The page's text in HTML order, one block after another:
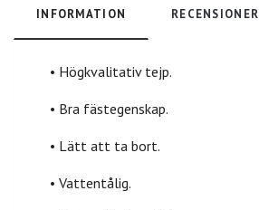
INFORMATION RECENSIONER
• Högkvalitativ tejp.
• Bra fästegenskap.
• Lätt att ta bort.
• Vattentålig.